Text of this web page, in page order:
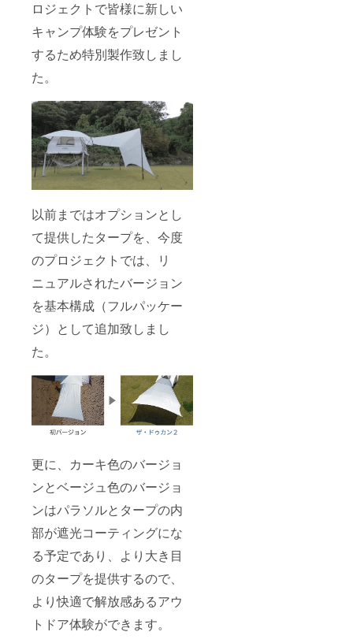
ロジェクトで皆様に新しい
キャンプ体験をプレゼント
するため特別製作致しまし
た。
以前まではオプションとし
て提供したタープを、今度
のプロジェクトでは、リ
ニュアルされたバージョン
を基本構成（フルパッケー
ジ）として追加致しまし
た。
更に、カーキ色のバージョ
ンとベージュ色のバージョ
ンはパラソルとタープの内
部が遮光コーティングにな
る予定であり、より大き目
のタープを提供するので、
より快適で解放感あるアウ
トドア体験ができます。